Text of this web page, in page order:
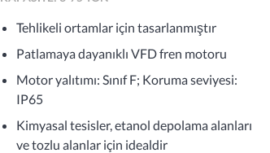
Tehlikeli ortamlar için tasarlanmıştır
Patlamaya dayanıklı VFD fren motoru
Motor yalıtımı: Sınıf F; Koruma seviyesi:
IP65
Kimyasal tesisler, etanol depolama alanları
ve tozlu alanlar için idealdir